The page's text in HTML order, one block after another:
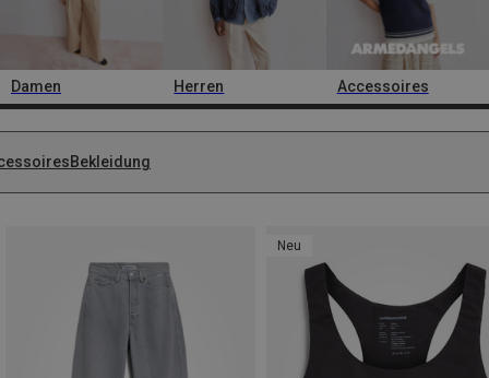
Damen Herren Accessoires
Bekleidung
Neu